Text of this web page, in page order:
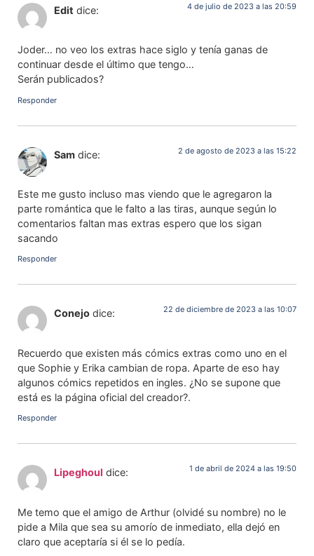
Edit dice: 4 de julio de 2023 a las 20:59
Joder… no veo los extras hace siglo y tenía ganas de
continuar desde el último que tengo…
Serán publicados?
Responder
Sam dice: 2 de agosto de 2023 a las 15:22
Este me gusto incluso mas viendo que le agregaron la
parte romántica que le falto a las tiras, aunque según lo
comentarios faltan mas extras espero que los sigan
sacando
Responder
Conejo dice: 22 de diciembre de 2023 a las 10:07
Recuerdo que existen más cómics extras como uno en el
que Sophie y Erika cambian de ropa. Aparte de eso hay
algunos cómics repetidos en ingles. ¿No se supone que
está es la página oficial del creador?.
Responder
Lipeghoul dice: 1 de abril de 2024 a las 19:50
Me temo que el amigo de Arthur (olvidé su nombre) no le
pide a Mila que sea su amorío de inmediato, ella dejó en
claro que aceptaría si él se lo pedía.